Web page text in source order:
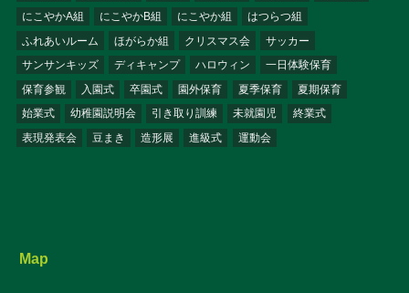
にこやかA組
にこやかB組 にこやか組
はつらつ組
ふれあいルーム
ほがらか組 クリスマス会
サッカー
サンサンキッズ
ディキャンプ ハロウィン
一日体験保育
保育参観
入園式 卒園式 園外保育 夏季保育
夏期保育
始業式
幼稚園説明会 引き取り訓練 未就園児
終業式
表現発表会
豆まき 造形展 進級式 運動会
Map